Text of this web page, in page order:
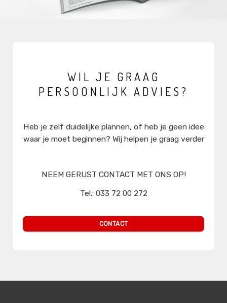
WIL JE GRAAG
PERSOONLIJK ADVIES?
Heb je zelf duidelijke plannen, of heb je geen idee
waar je moet beginnen? Wij helpen je graag verder
NEEM GERUST CONTACT MET ONS OP!
Tel.: 033 72 00 272
CONTACT